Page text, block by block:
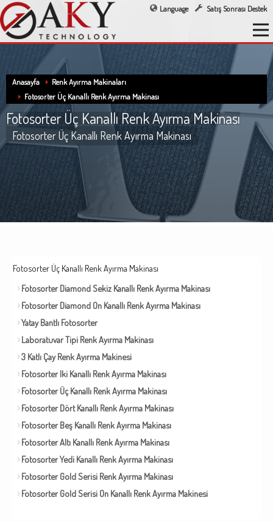
Language Satış Sonrası Destek
Anasayfa
Renk Ayırma Makinaları
Fotosorter Üç Kanallı Renk Ayırma Makinası
Fotosorter Üç Kanallı Renk Ayırma Makinası
Fotosorter Üç Kanallı Renk Ayırma Makinası
Fotosorter Üç Kanallı Renk Ayırma Makinası
Fotosorter Diamond Sekiz Kanallı Renk Ayırma Makinası
Fotosorter Diamond On Kanallı Renk Ayırma Makinası
Yatay Bantlı Fotosorter
Laboratuvar Tipi Renk Ayırma Makinası
3 Katlı Çay Renk Ayırma Makinesi
Fotosorter Iki Kanallı Renk Ayırma Makinası
Fotosorter Üç Kanallı Renk Ayırma Makinası
Fotosorter Dört Kanallı Renk Ayırma Makinası
Fotosorter Beş Kanallı Renk Ayırma Makinası
Fotosorter Altı Kanallı Renk Ayırma Makinası
Fotosorter Yedi Kanallı Renk Ayırma Makinası
Fotosorter Gold Serisi Renk Ayırma Makinası
Fotosorter Gold Serisi On Kanallı Renk Ayırma Makinesi